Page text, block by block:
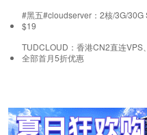
#黑五#cloudserver：2核/3G/
$19
TUDCLOUD：香港CN2直连VPS
全部首月5折优惠